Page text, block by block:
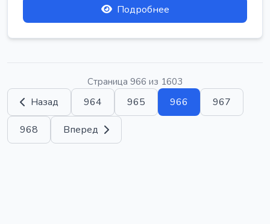
Подробнее
Страница 966 из 1603
Назад 964 965 966 967
968 Вперед